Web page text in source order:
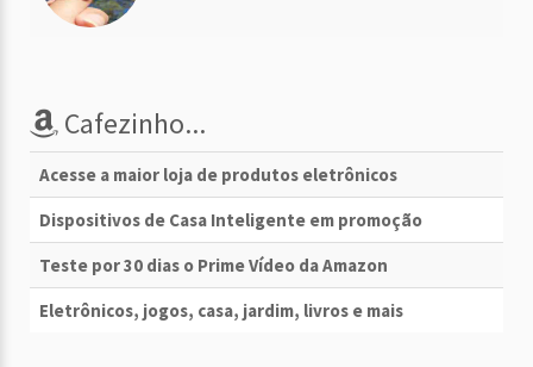
Cafezinho...
Acesse a maior loja de produtos eletrônicos
Dispositivos de Casa Inteligente em promoção
Teste por 30 dias o Prime Vídeo da Amazon
Eletrônicos, jogos, casa, jardim, livros e mais